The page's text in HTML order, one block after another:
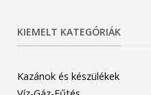
KIEMELT KATEGÓRIÁK
Kazánok és készülékek